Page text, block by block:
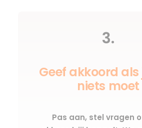
3.
Geef akkoord als
niets moet
Pas aan, stel vragen